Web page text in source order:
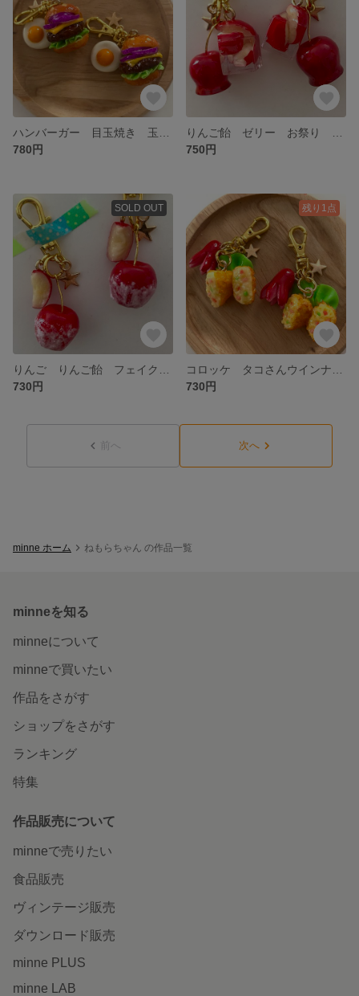
780円
750円
SOLD OUT
730円
残り1点
730円
前へ 次へ
minne ホーム ねもらちゃん の作品一覧
minneを知る
minneについて
minneで買いたい
作品をさがす
ショップをさがす
ランキング
特集
作品販売について
minneで売りたい
食品販売
ヴィンテージ販売
ダウンロード販売
minne PLUS
minne LAB